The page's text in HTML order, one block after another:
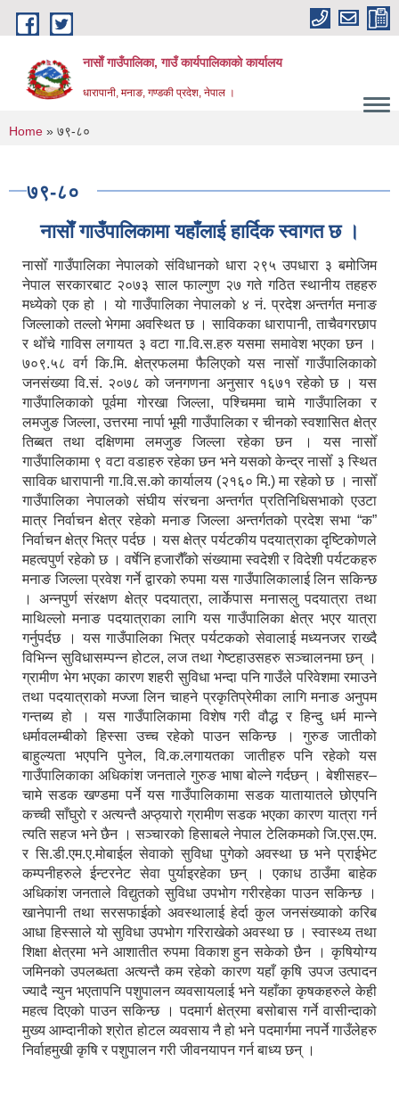
Skip to main content
नासाेँ गाउँपालिका, गाउँ कार्यपालिकाकाे कार्यालय
धारापानी, मनाङ, गण्डकी प्रदेश, नेपाल ।
You are here
Home » ७९-८०
७९-८०
नासाेँ गाउँपालिकामा यहाँलाई हार्दिक स्वागत छ ।
नासोँ गाउँपालिका नेपालको संविधानको धारा २९५ उपधारा ३ बमोजिम
नेपाल सरकारबाट २०७३ साल फाल्गुण २७ गते गठित स्थानीय तहहरु
मध्येको एक हो । यो गाउँपालिका नेपालको ४ नं. प्रदेश अन्तर्गत मनाङ
जिल्लाको तल्लो भेगमा अवस्थित छ । साविकका धारापानी‚ ताचैवगरछाप
र थोँचे गाविस लगायत ३ वटा गा.वि.स.हरु यसमा समावेश भएका छन ।
७०९.५८ वर्ग कि.मि. क्षेत्रफलमा फैलिएको यस नासोँ गाउँपालिकाको
जनसंख्या वि.सं. २०७८ को जनगणना अनुसार १६७१ रहेको छ । यस
गाउँपालिकाको पूर्वमा गोरखा जिल्ला, पश्चिममा चामे गाउँपालिका र
लमजुङ जिल्ला, उत्तरमा नार्पा भूमी गाउँपालिका र चीनको स्वशासित क्षेत्र
तिब्बत तथा दक्षिणमा लमजुङ जिल्ला रहेका छन । यस नासोँ
गाउँपालिकामा ९ वटा वडाहरु रहेका छन भने यसको केन्द्र नासोँ ३ स्थित
साविक धारापानी गा.वि.स.को कार्यालय (२१६० मि.) मा रहेको छ । नासोँ
गाउँपालिका नेपालको संघीय संरचना अन्तर्गत प्रतिनिधिसभाको एउटा
मात्र निर्वाचन क्षेत्र रहेको मनाङ जिल्ला अन्तर्गतको प्रदेश सभा “क”
निर्वाचन क्षेत्र भित्र पर्दछ । यस क्षेत्र पर्यटकीय पदयात्राका दृष्टिकोणले
महत्वपुर्ण रहेको छ । वर्षेनि हजारौँको संख्यामा स्वदेशी र विदेशी पर्यटकहरु
मनाङ जिल्ला प्रवेश गर्ने द्वारको रुपमा यस गाउँपालिकालाई लिन सकिन्छ
। अन्नपुर्ण संरक्षण क्षेत्र पदयात्रा, लार्केपास मनासलु पदयात्रा तथा
माथिल्लो मनाङ पदयात्राका लागि यस गाउँपालिका क्षेत्र भएर यात्रा
गर्नुपर्दछ । यस गाउँपालिका भित्र पर्यटकको सेवालाई मध्यनजर राख्दै
विभिन्न सुविधासम्पन्न होटल, लज तथा गेष्टहाउसहरु सञ्चालनमा छन् ।
ग्रामीण भेग भएका कारण शहरी सुविधा भन्दा पनि गाउँले परिवेशमा रमाउने
तथा पदयात्राको मज्जा लिन चाहने प्रकृतिप्रेमीका लागि मनाङ अनुपम
गन्तब्य हो । यस गाउँपालिकामा विशेष गरी वौद्ध र हिन्दु धर्म मान्ने
धर्मावलम्बीको हिस्सा उच्च रहेको पाउन सकिन्छ । गुरुङ जातीको
बाहुल्यता भएपनि पुनेल, वि.क.लगायतका जातीहरु पनि रहेको यस
गाउँपालिकाका अधिकांश जनताले गुरुङ भाषा बोल्ने गर्दछन् । बेशीसहर–
चामे सडक खण्डमा पर्ने यस गाउँपालिकामा सडक यातायातले छोएपनि
कच्ची साँघुरो र अत्यन्तै अप्ठ्यारो ग्रामीण सडक भएका कारण यात्रा गर्न
त्यति सहज भने छैन । सञ्चारको हिसाबले नेपाल टेलिकमको जि.एस.एम.
र सि.डी.एम.ए.मोबाईल सेवाको सुविधा पुगेको अवस्था छ भने प्राईभेट
कम्पनीहरुले ईन्टरनेट सेवा पुर्याइरहेका छन् । एकाध ठाउँमा बाहेक
अधिकांश जनताले विद्युतको सुविधा उपभोग गरीरहेका पाउन सकिन्छ ।
खानेपानी तथा सरसफाईको अवस्थालाई हेर्दा कुल जनसंख्याको करिब
आधा हिस्साले यो सुविधा उपभोग गरिराखेको अवस्था छ । स्वास्थ्य तथा
शिक्षा क्षेत्रमा भने आशातीत रुपमा विकाश हुन सकेको छैन । कृषियोग्य
जमिनको उपलब्धता अत्यन्तै कम रहेको कारण यहाँ कृषि उपज उत्पादन
ज्यादै न्युन भएतापनि पशुपालन व्यवसायलाई भने यहाँका कृषकहरुले केही
महत्व दिएको पाउन सकिन्छ । पदमार्ग क्षेत्रमा बसोबास गर्ने वासीन्दाको
मुख्य आम्दानीको श्रोत होटल व्यवसाय नै हो भने पदमार्गमा नपर्ने गाउँलेहरु
निर्वाहमुखी कृषि र पशुपालन गरी जीवनयापन गर्न बाध्य छन् ।